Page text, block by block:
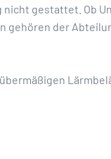
gestattet. Ob
gehören der